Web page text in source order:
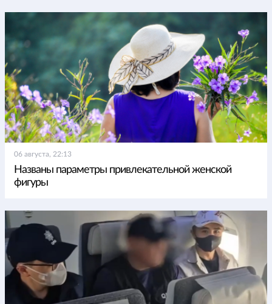
06 августа, 22:13
Названы параметры привлекательной женской
фигуры